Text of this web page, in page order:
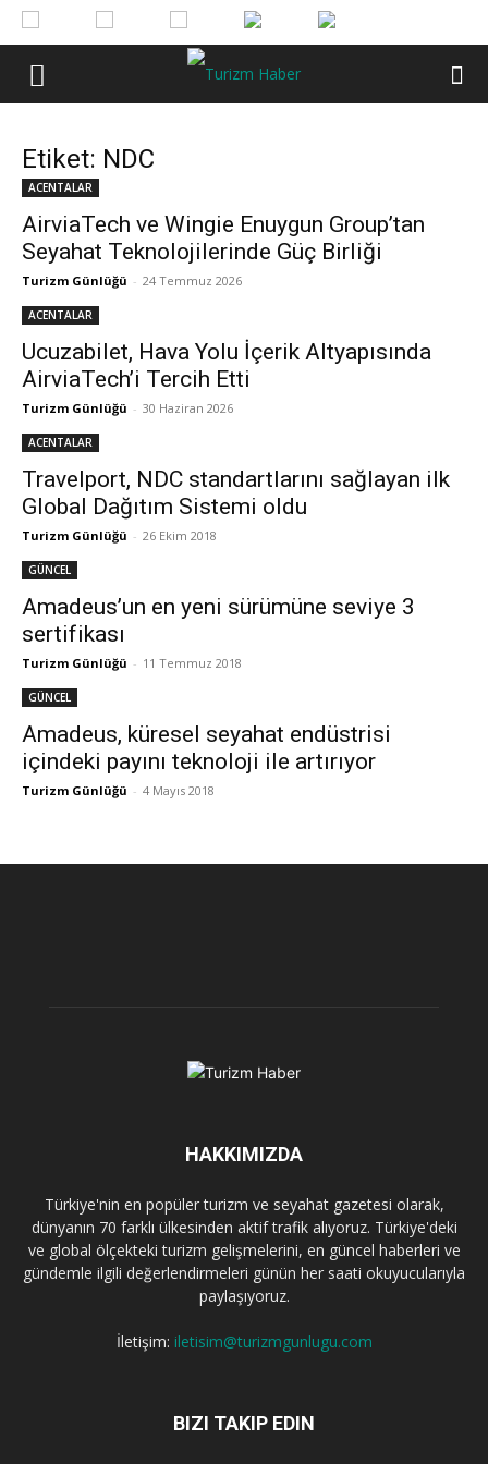
Etiket: NDC
ACENTALAR
AirviaTech ve Wingie Enuygun Group’tan
Seyahat Teknolojilerinde Güç Birliği
Turizm Günlüğü - 24 Temmuz 2026
ACENTALAR
Ucuzabilet, Hava Yolu İçerik Altyapısında
AirviaTech’i Tercih Etti
Turizm Günlüğü - 30 Haziran 2026
ACENTALAR
Travelport, NDC standartlarını sağlayan ilk
Global Dağıtım Sistemi oldu
Turizm Günlüğü - 26 Ekim 2018
GÜNCEL
Amadeus’un en yeni sürümüne seviye 3
sertifikası
Turizm Günlüğü - 11 Temmuz 2018
GÜNCEL
Amadeus, küresel seyahat endüstrisi
içindeki payını teknoloji ile artırıyor
Turizm Günlüğü - 4 Mayıs 2018
HAKKIMIZDA
Türkiye'nin en popüler turizm ve seyahat gazetesi olarak,
dünyanın 70 farklı ülkesinden aktif trafik alıyoruz. Türkiye'deki
ve global ölçekteki turizm gelişmelerini, en güncel haberleri ve
gündemle ilgili değerlendirmeleri günün her saati okuyucularıyla
paylaşıyoruz.
İletişim: iletisim@turizmgunlugu.com
BIZI TAKIP EDIN